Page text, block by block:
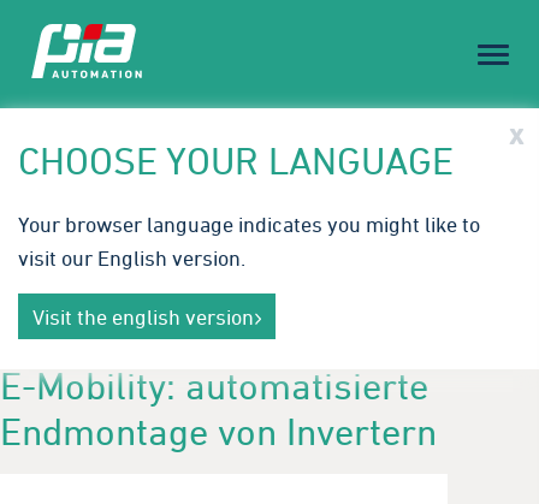
Toggle
Stufe der Automation.
Mit intelligenter, adaptiver Robotik schaffen wir
neue Effizienz‑ und Flexibilitätsstandards für die
Produktion von morgen.
Mehr erfahren
E-Mobility: automatisierte
Endmontage von Invertern
CHOOSE YOUR LANGUAGE
Your browser language indicates you might like to
visit our English version.
Visit the english version
x